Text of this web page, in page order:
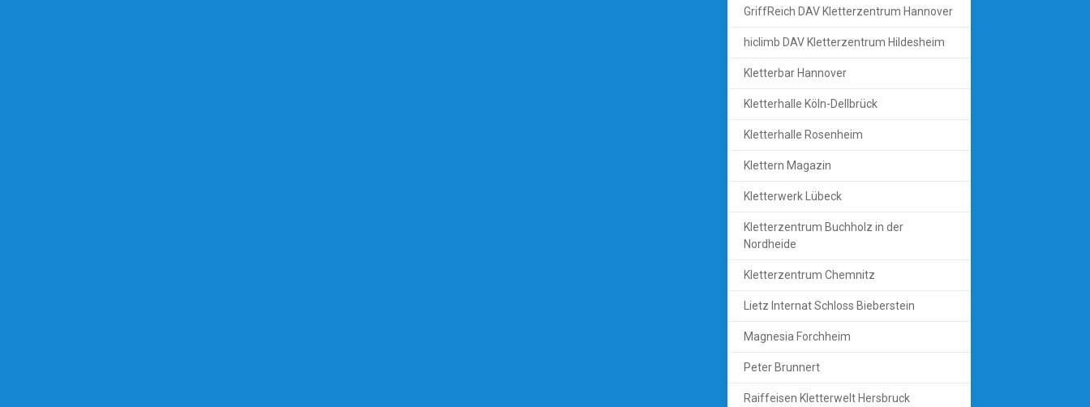
GriffReich DAV Kletterzentrum Hannover
hiclimb DAV Kletterzentrum Hildesheim
Kletterbar Hannover
Kletterhalle Köln-Dellbrück
Kletterhalle Rosenheim
Klettern Magazin
Kletterwerk Lübeck
Kletterzentrum Buchholz in der
Nordheide
Kletterzentrum Chemnitz
Lietz Internat Schloss Bieberstein
Magnesia Forchheim
Peter Brunnert
Raiffeisen Kletterwelt Hersbruck